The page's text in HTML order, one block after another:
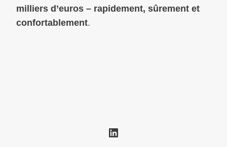
milliers d’euros – rapidement, sûrement et
confortablement.
LinkedIn